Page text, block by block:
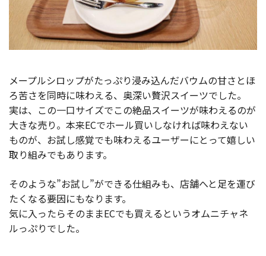
メープルシロップがたっぷり浸み込んだバウムの甘さとほ
ろ苦さを同時に味わえる、奥深い贅沢スイーツでした。
実は、この一口サイズでこの絶品スイーツが味わえるのが
大きな売り。本来ECでホール買いしなければ味わえない
ものが、お試し感覚でも味わえるユーザーにとって嬉しい
取り組みでもあります。
そのような”お試し”ができる仕組みも、店舗へと足を運び
たくなる要因にもなります。
気に入ったらそのままECでも買えるというオムニチャネ
ルっぷりでした。